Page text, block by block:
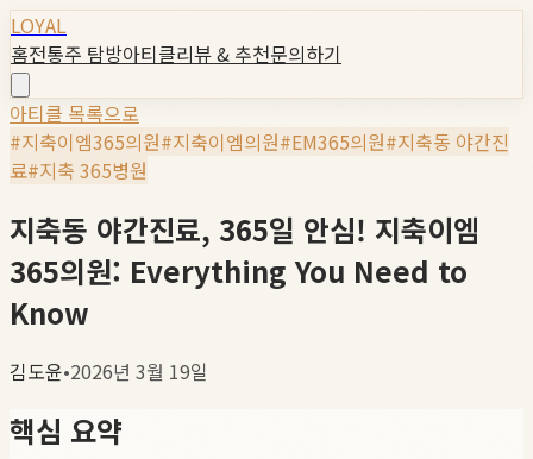
LOYAL
홈전통주 탐방아티클리뷰 & 추천문의하기
아티클 목록으로
#지축이엠365의원#지축이엠의원#EM365의원#지축동 야간진
료#지축 365병원
지축동 야간진료, 365일 안심! 지축이엠
365의원: Everything You Need to
Know
김도윤•2026년 3월 19일
핵심 요약